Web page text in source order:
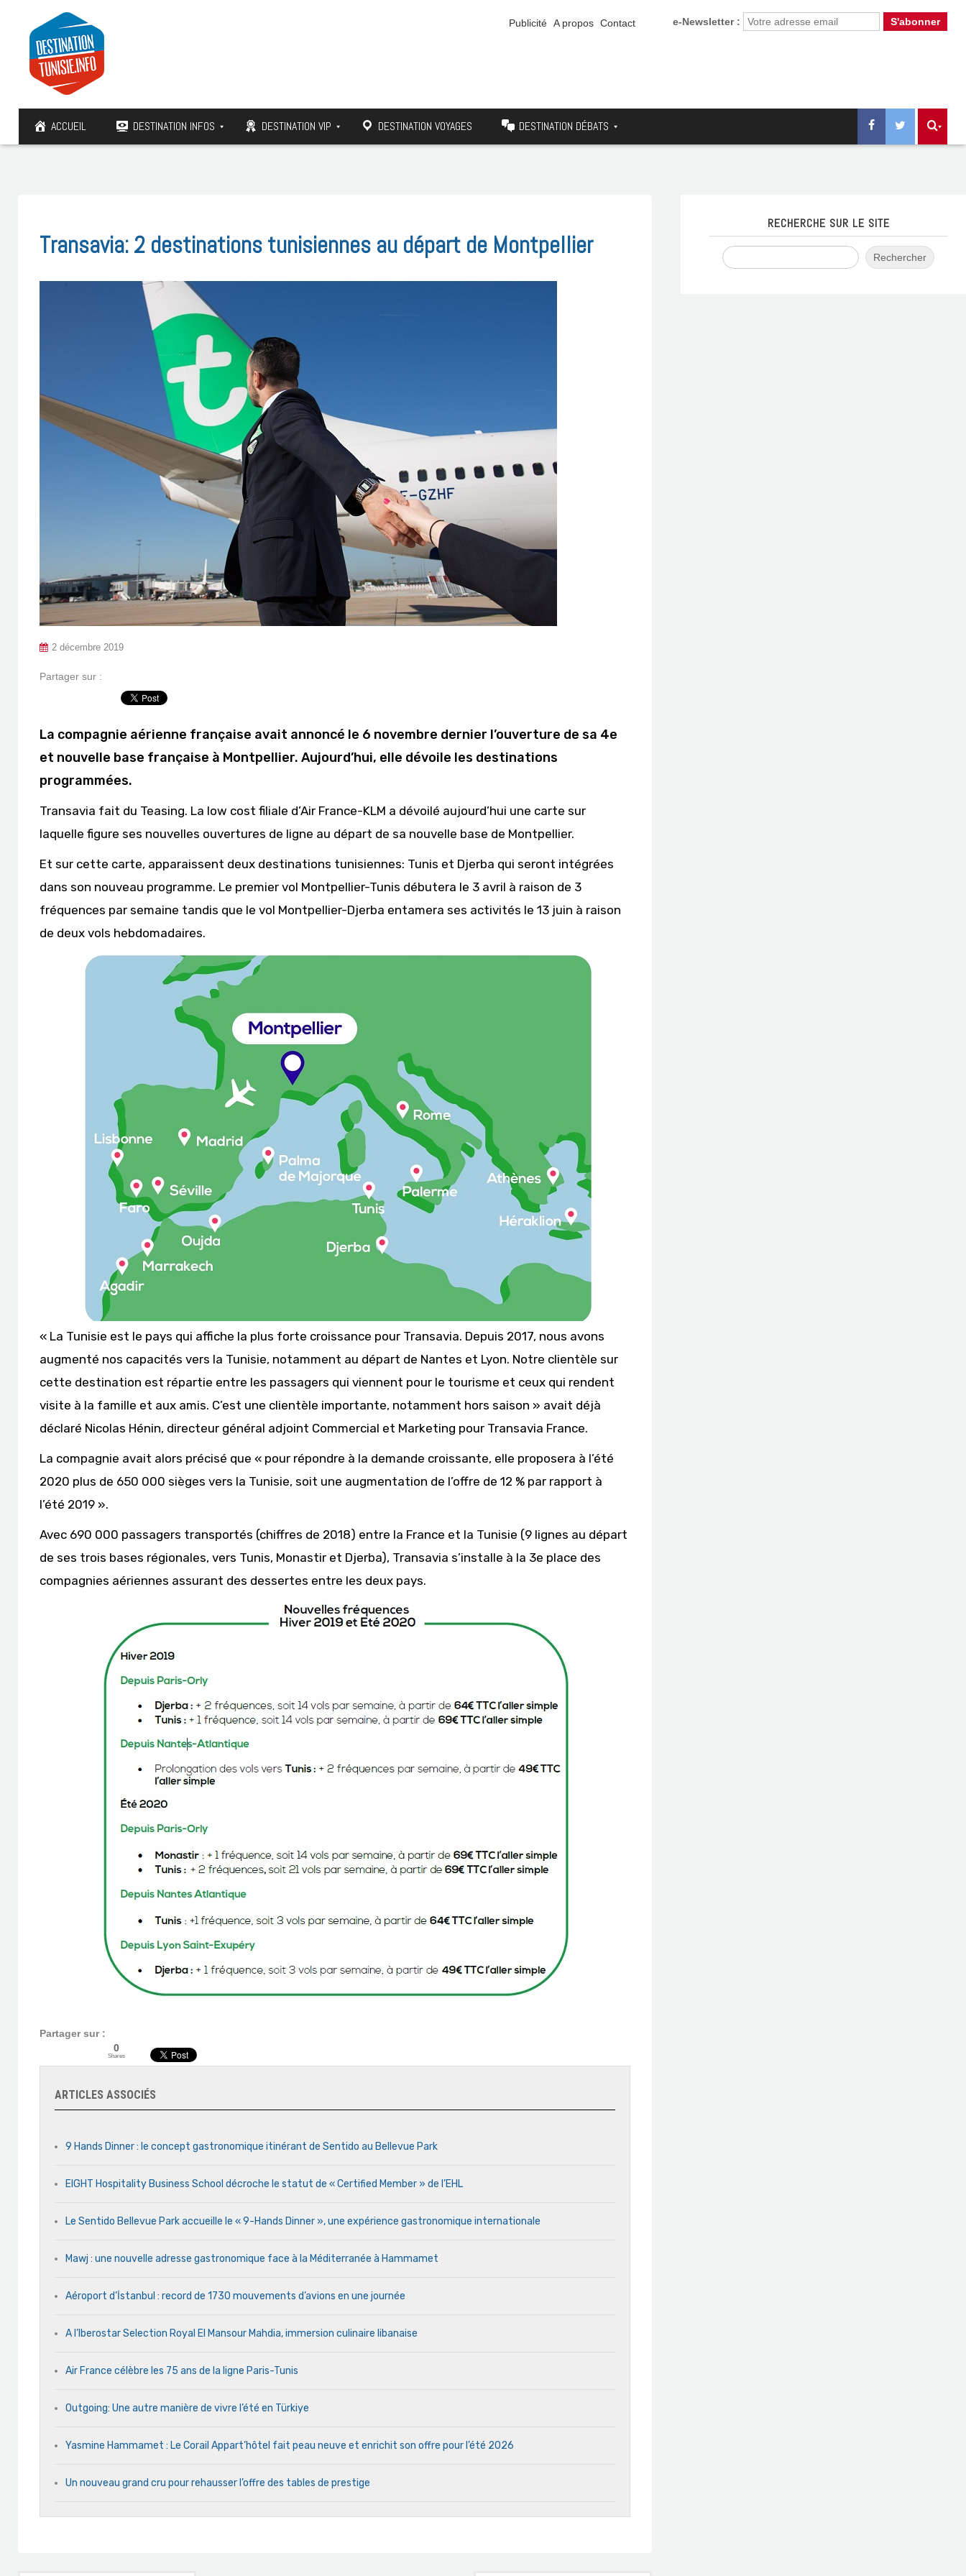
e-Newsletter :
Publicité A propos Contact
ACCUEIL DESTINATION INFOS DESTINATION VIP DESTINATION VOYAGES DESTINATION DÉBATS
Transavia: 2 destinations tunisiennes au départ de Montpellier
2 décembre 2019
Partager sur :
La compagnie aérienne française avait annoncé le 6 novembre dernier l’ouverture de sa 4e
et nouvelle base française à Montpellier. Aujourd’hui, elle dévoile les destinations
programmées.
Transavia fait du Teasing. La low cost filiale d’Air France-KLM a dévoilé aujourd’hui une carte sur
laquelle figure ses nouvelles ouvertures de ligne au départ de sa nouvelle base de Montpellier.
Et sur cette carte, apparaissent deux destinations tunisiennes: Tunis et Djerba qui seront intégrées
dans son nouveau programme. Le premier vol Montpellier-Tunis débutera le 3 avril à raison de 3
fréquences par semaine tandis que le vol Montpellier-Djerba entamera ses activités le 13 juin à raison
de deux vols hebdomadaires.
« La Tunisie est le pays qui affiche la plus forte croissance pour Transavia. Depuis 2017, nous avons
augmenté nos capacités vers la Tunisie, notamment au départ de Nantes et Lyon. Notre clientèle sur
cette destination est répartie entre les passagers qui viennent pour le tourisme et ceux qui rendent
visite à la famille et aux amis. C’est une clientèle importante, notamment hors saison » avait déjà
déclaré Nicolas Hénin, directeur général adjoint Commercial et Marketing pour Transavia France.
La compagnie avait alors précisé que « pour répondre à la demande croissante, elle proposera à l’été
2020 plus de 650 000 sièges vers la Tunisie, soit une augmentation de l’offre de 12 % par rapport à
l’été 2019 ».
Avec 690 000 passagers transportés (chiffres de 2018) entre la France et la Tunisie (9 lignes au départ
de ses trois bases régionales, vers Tunis, Monastir et Djerba), Transavia s’installe à la 3e place des
compagnies aériennes assurant des dessertes entre les deux pays.
Partager sur :
0
Shares
ARTICLES ASSOCIÉS
9 Hands Dinner : le concept gastronomique itinérant de Sentido au Bellevue Park
EIGHT Hospitality Business School décroche le statut de « Certified Member » de l’EHL
Le Sentido Bellevue Park accueille le « 9-Hands Dinner », une expérience gastronomique internationale
Mawj : une nouvelle adresse gastronomique face à la Méditerranée à Hammamet
Aéroport d’İstanbul : record de 1730 mouvements d’avions en une journée
A l’Iberostar Selection Royal El Mansour Mahdia, immersion culinaire libanaise
Air France célèbre les 75 ans de la ligne Paris-Tunis
Outgoing: Une autre manière de vivre l’été en Türkiye
Yasmine Hammamet : Le Corail Appart’hôtel fait peau neuve et enrichit son offre pour l’été 2026
Un nouveau grand cru pour rehausser l’offre des tables de prestige
RECHERCHE SUR LE SITE